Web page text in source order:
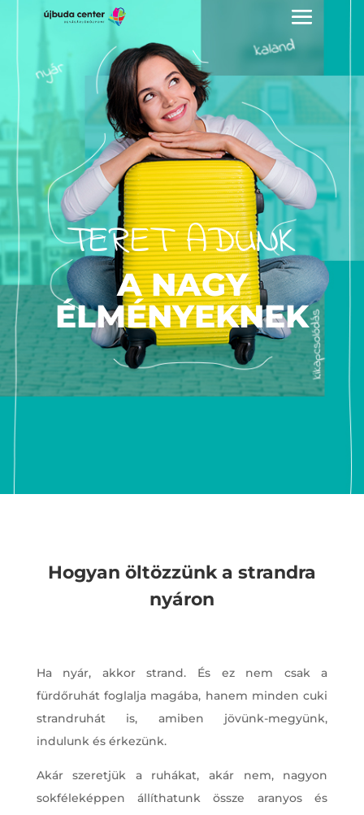
TERET ADUNK
A NAGY
ÉLMÉNYEKNEK
Hogyan öltözzünk a strandra
nyáron
Ha nyár, akkor strand. És ez nem csak a
fürdőruhát foglalja magába, hanem minden cuki
strandruhát is, amiben jövünk-megyünk,
indulunk és érkezünk.
Akár szeretjük a ruhákat, akár nem, nagyon
sokféleképpen állíthatunk össze aranyos és